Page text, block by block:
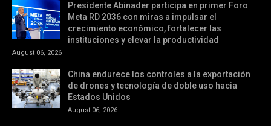
Presidente Abinader participa en primer Foro
Meta RD 2036 con miras a impulsar el
crecimiento económico, fortalecer las
instituciones y elevar la productividad
August 06, 2026
China endurece los controles a la exportación
de drones y tecnología de doble uso hacia
Estados Unidos
August 06, 2026